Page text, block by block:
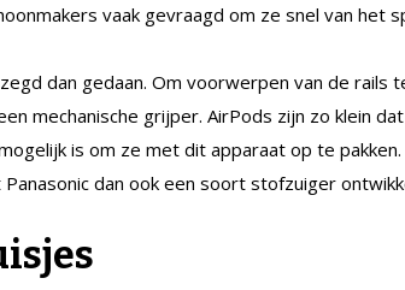
vaak gevraagd om ze snel van het
dan gedaan. Om voorwerpen van de rails
mechanische grijper. AirPods zijn zo klein
is om ze met dit apparaat op te
dan ook een soort stofzuiger